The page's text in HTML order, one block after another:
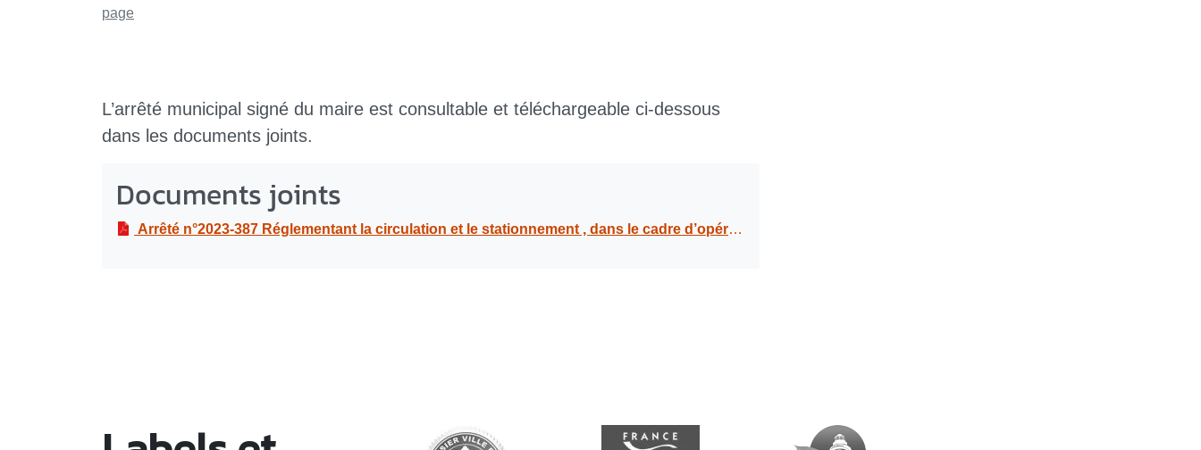
page
L’arrêté municipal signé du maire est consultable et téléchargeable ci-dessous
dans les documents joints.
Documents joints
Arrêté n°2023-387 Réglementant la circulation et le stationnement , dans le cadre d’opération de balayage mécanique sur le territoire de la commune du Gosier : route de Périnet, Dampierre, L’Houëzel, impasses Bourg, du 27 avril au 12 mai 2023